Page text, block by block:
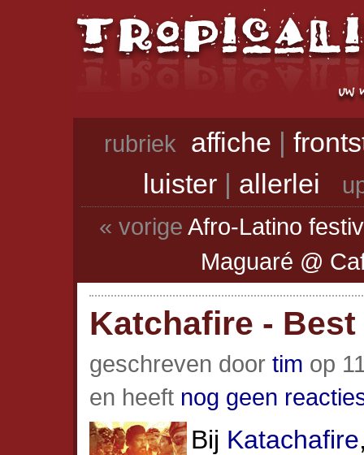
rubriek affiche |
luister| allerlei
« vorige Afro-Latino
Maguaré @
Katchafire - Best
geschreven door tim op
en heeft nog geen
Bij Katachafire